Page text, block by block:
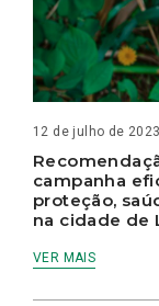
12 de julho de 2023
campanha
proteção,
na cidade de
VER MAIS